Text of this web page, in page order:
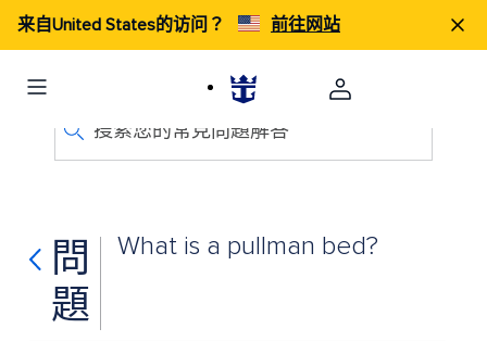
来自United States的访问？ 前往网站
搜索您的常見問題解答
問
題
What is a pullman bed?